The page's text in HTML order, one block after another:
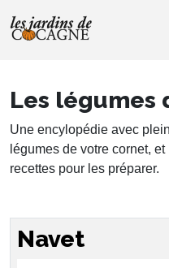
Les légumes
Une encylopédie avec
légumes de votre cornet,
recettes pour les préparer.
Navet